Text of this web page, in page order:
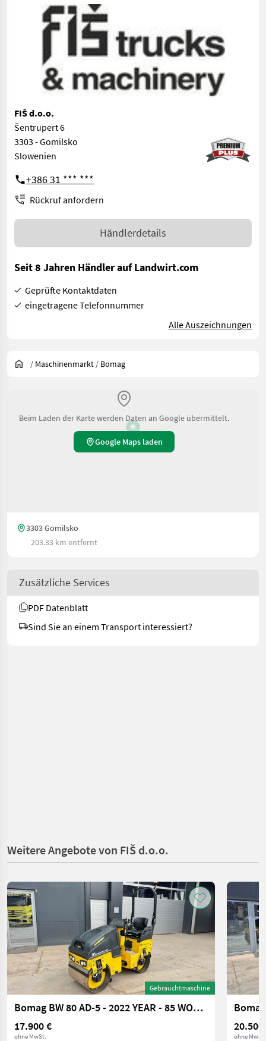
FIŠ d.o.o.
Šentrupert 6
3303 - Gomilsko
Slowenien
+386 31 *** ***
Rückruf anfordern
Händlerdetails
Seit 8 Jahren Händler auf Landwirt.com
Geprüfte Kontaktdaten
eingetragene Telefonnummer
Alle Auszeichnungen
/ Maschinenmarkt / Bomag
Beim Laden der Karte werden Daten an Google übermittelt.
Google Maps laden
3303 Gomilsko
203.33 km entfernt
Zusätzliche Services
PDF Datenblatt
Sind Sie an einem Transport interessiert?
Weitere Angebote von FIŠ d.o.o.
Gebrauchtmaschine
Bomag BW 80 AD-5 - 2022 YEAR - 85 WORKING HOURS
17.900 €
ohne MwSt.
20.500
ohne MwSt.